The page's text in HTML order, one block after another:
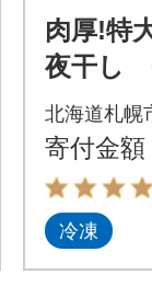
肉厚!特
夜干し
s408-040
北海道札幌
寄付金額
冷凍